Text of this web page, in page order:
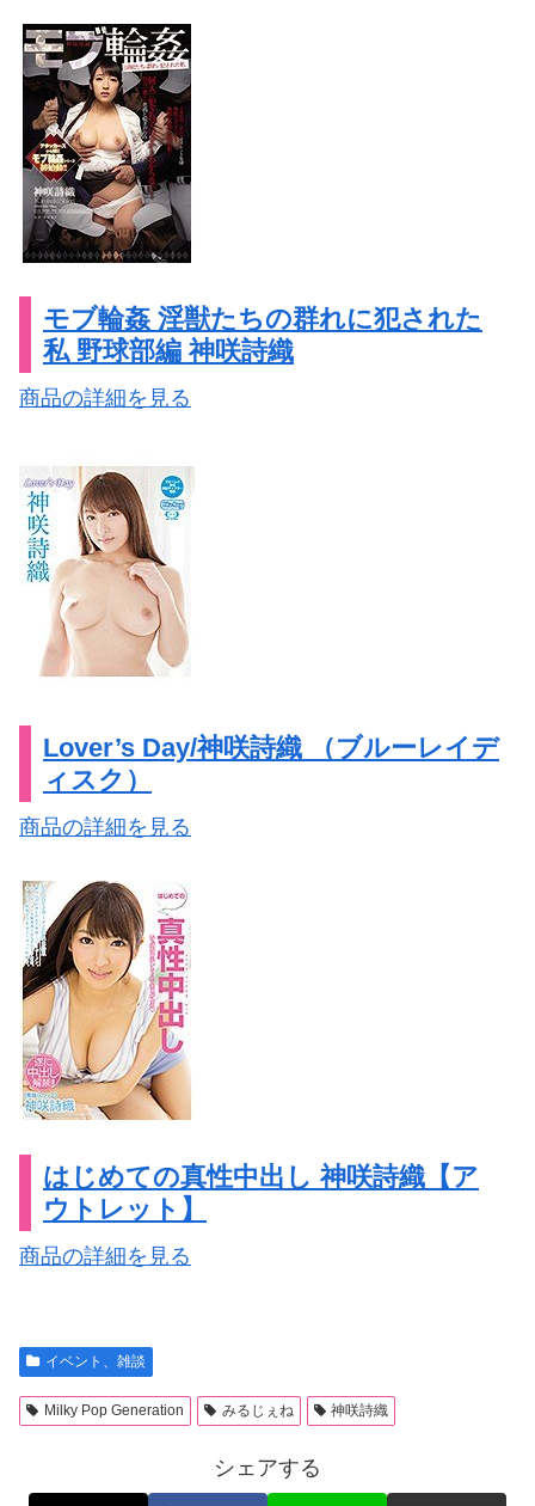
モブ輪姦 淫獣たちの群れに犯された
私 野球部編 神咲詩織
商品の詳細を見る
Lover’s Day/神咲詩織 （ブルーレイデ
ィスク）
商品の詳細を見る
はじめての真性中出し 神咲詩織【ア
ウトレット】
商品の詳細を見る
イベント、雑談
Milky Pop Generation みるじぇね 神咲詩織
シェアする